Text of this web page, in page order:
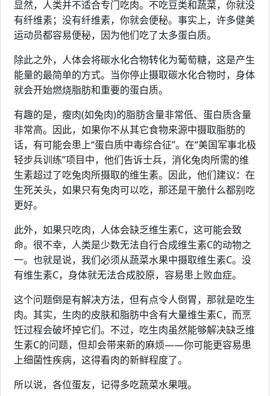
显然，人类并不适合专门吃肉。不吃豆类和蔬菜，你就没
有纤维素；没有纤维素，你就会便秘。事实上，许多健美
运动员都容易便秘，因为他们吃了太多蛋白质。
除此之外，人体会将碳水化合物转化为葡萄糖，这是产生
能量的最简单的方式。当你停止摄取碳水化合物时，身体
就会开始燃烧脂肪和重要的蛋白质。
有趣的是，瘦肉(如兔肉)的脂肪含量非常低、蛋白质含量
非常高。因此，如果你不从其它食物来源中摄取脂肪的
话，有可能会患上“蛋白质中毒综合征”。在“美国军事北极
轻步兵训练”项目中，他们告诉士兵，消化兔肉所需的维
生素超过了吃兔肉所摄取的维生素。因此，他们建议：在
生死关头，如果只有兔肉可以吃，那还是干脆什么都别吃
更好。
此外，如果只吃肉，人体会缺乏维生素C，这可能会致
命。很不幸，人类是少数无法自行合成维生素C的动物之
一。也就是说，我们必须从蔬菜水果中摄取维生素C。没
有维生素C，身体就无法合成胶原，容易患上败血症。
这个问题倒是有解决方法，但有点令人倒胃，那就是吃生
肉。其实，生肉的皮肤和脂肪中含有大量维生素C，而烹
饪过程会破坏掉它们。不过，吃生肉虽然能够解决缺乏维
生素C的问题，但却会带来新的麻烦——你可能更容易患
上细菌性疾病，这得看肉的新鲜程度了。
所以说，各位蛋友，记得多吃蔬菜水果哦。